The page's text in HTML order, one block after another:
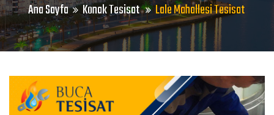
Ana Sayfa Konak Tesisat Lale Mahallesi Tesisat